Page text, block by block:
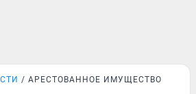
АРЕСТОВАННОЕ ИМУЩЕСТВО